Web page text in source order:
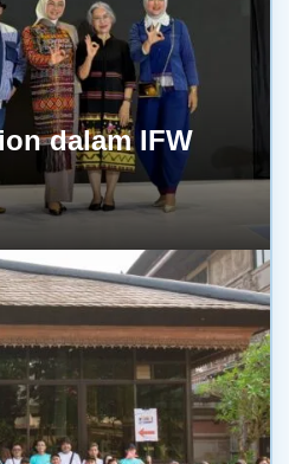
dalam IFW